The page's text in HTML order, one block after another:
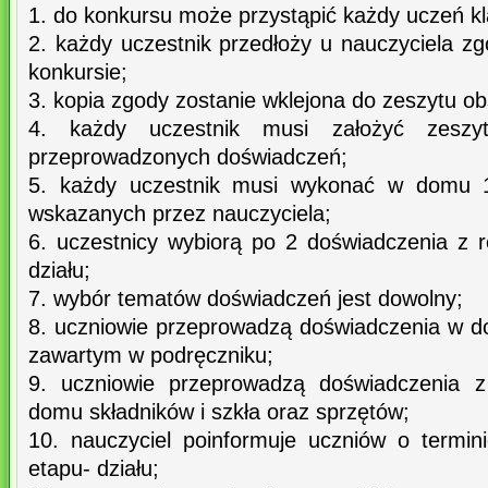
1. do konkursu może przystąpić każdy uczeń
2. każdy uczestnik przedłoży u nauczyciela
konkursie;
3. kopia zgody zostanie wklejona do zeszytu
4. każdy uczestnik musi założyć
przeprowadzonych doświadczeń;
5. każdy uczestnik musi wykonać w domu
wskazanych przez nauczyciela;
6. uczestnicy wybiorą po 2 doświadczenia z
działu;
7. wybór tematów doświadczeń jest dowolny;
8. uczniowie przeprowadzą doświadczenia w
zawartym w podręczniku;
9. uczniowie przeprowadzą doświadczenia
domu składników i szkła oraz sprzętów;
10. nauczyciel poinformuje uczniów o
etapu- działu;